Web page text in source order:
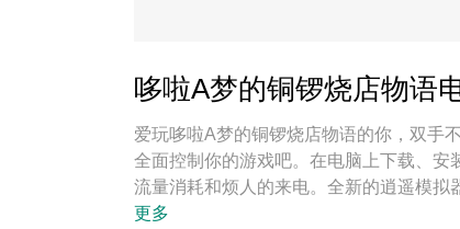
哆啦A梦的铜锣烧店物语
爱玩哆啦A梦的铜锣烧店物语的你，双手
全面控制你的游戏吧。在电脑上下载、安
流量消耗和烦人的来电。全新的逍遥模
准备，完美的按键映射系统让哆啦A梦的
更多